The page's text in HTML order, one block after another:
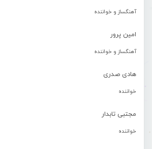
آهنگساز و خواننده
امین پرور
آهنگساز و خواننده
هادی صدری
خواننده
مجتبی تابدار
خواننده